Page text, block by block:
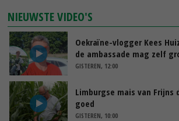
NIEUWSTE VIDEO'S
Oekraïne-vlogger Kees
de ambassade mag zelf
GISTEREN, 12:00
Limburgse mais van Frijns
goed
GISTEREN, 10:00